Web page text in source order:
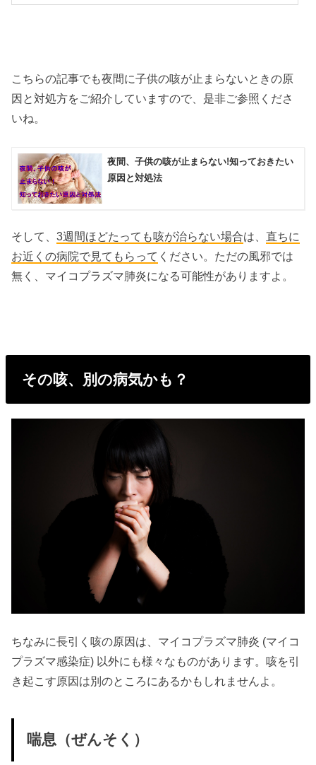
こちらの記事でも夜間に子供の咳が止まらないときの原
因と対処方をご紹介していますので、是非ご参照くださ
いね。
夜間、子供の咳が止まらない!知っておきたい
原因と対処法
そして、3週間ほどたっても咳が治らない場合は、 直ちに
お近くの病院で見てもらって ください。ただの風邪では
無く、マイコプラズマ肺炎になる可能性がありますよ。
その咳、別の病気かも？
ちなみに長引く咳の原因は、マイコプラズマ肺炎 (マイコ
プラズマ感染症) 以外にも様々なものがあります。咳を引
き起こす原因は別のところにあるかもしれませんよ。
喘息（ぜんそく）